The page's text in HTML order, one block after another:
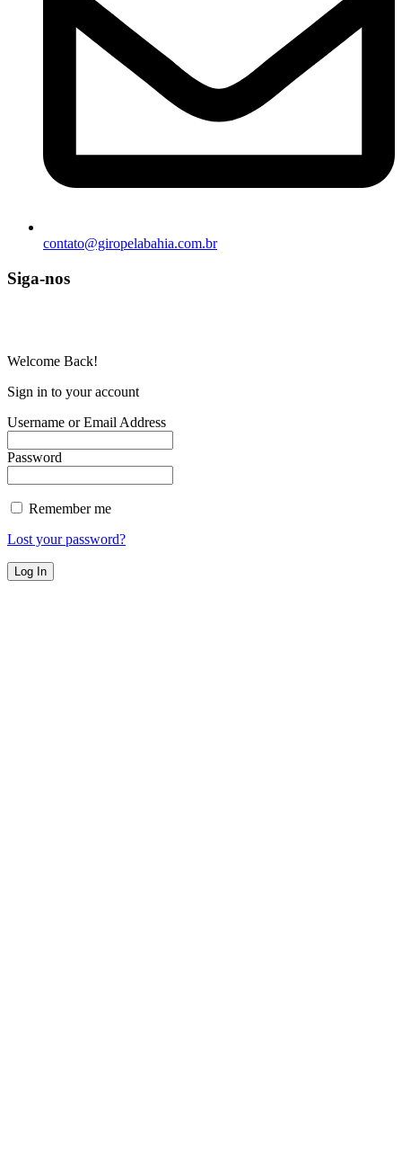
contato@giropelabahia.com.br
Siga-nos
Welcome Back!
Sign in to your account
Username or Email Address
Password
Remember me
Lost your password?